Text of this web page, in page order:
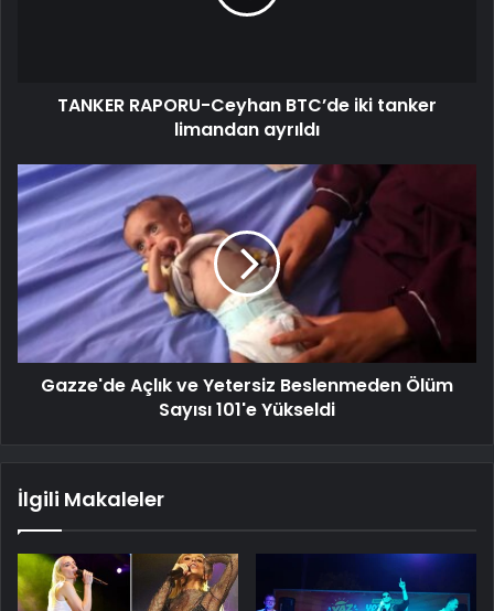
TANKER RAPORU-Ceyhan BTC’de iki tanker
limandan ayrıldı
Gazze'de Açlık ve Yetersiz Beslenmeden Ölüm
Sayısı 101'e Yükseldi
İlgili Makaleler